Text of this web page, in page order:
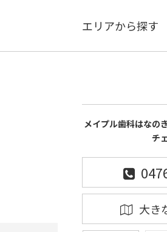
エリアから探す
メイプル歯科はなの
チ
大き